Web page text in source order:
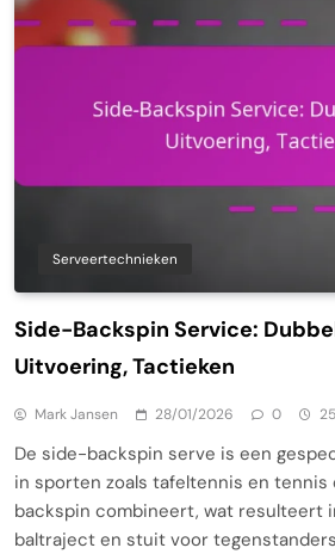
Serveertechnieken
Side-Backspin Service:
Uitvoering, Tactieken
Mark Jansen 28/01/2026 0
De side-backspin serve is een
in sporten zoals tafeltennis en tennis
backspin combineert, wat resulteert
baltraject en stuit voor